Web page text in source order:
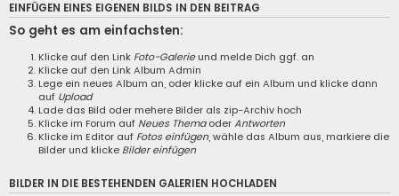
EINFÜGEN EINES EIGENEN BILDS IN DEN BEITRAG
So geht es am einfachsten:
Klicke auf den Link Foto-Galerieund melde Dich ggf. an
Klicke auf den LinkAlbum Admin
Lege ein neues Album an, oder klicke auf ein Album und klicke dann
auf Upload
Lade das Bild oder mehere Bilder als zip-Archiv hoch
Klicke im Forum auf Neues ThemaoderAntworten
Klicke im Editor auf Fotos einfügen , wähle das Album aus, markiere die
Bilder und klicke Bilder einfügen
BILDER IN DIE BESTEHENDEN GALERIEN HOCHLADEN